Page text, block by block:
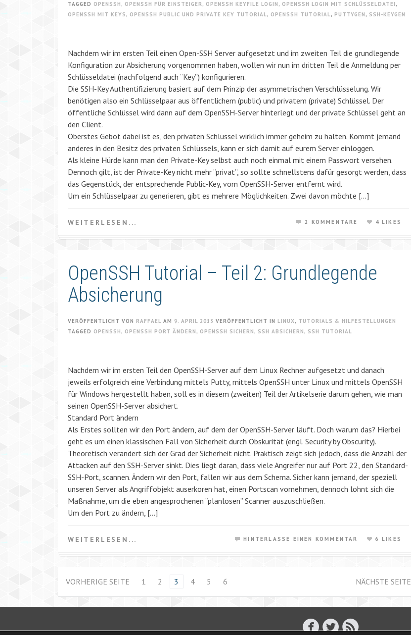
TAGGED OPENSSH , OPENSSH FÜR EINSTEIGER, OPENSSH KEYFILE LOGIN , OPENSSH LOGIN MIT SCHLÜSSELDATEI ,
OPENSSH MIT KEYS , OPENSSH PUBLIC UND PRIVATE KEY TUTORIAL, OPENSSH TUTORIAL, PUTTYGEN , SSH-KEYGEN
Nachdem wir im ersten Teil einen Open-SSH Server aufgesetzt und im zweiten Teil die grundlegende
Konfiguration zur Absicherung vorgenommen haben, wollen wir nun im dritten Teil die Anmeldung per
Schlüsseldatei (nachfolgend auch “Key”) konfigurieren.
Die SSH-Key Authentifizierung basiert auf dem Prinzip der asymmetrischen Verschlüsselung. Wir
benötigen also ein Schlüsselpaar aus öffentlichem (public) und privatem (private) Schlüssel. Der
öffentliche Schlüssel wird dann auf dem OpenSSH-Server hinterlegt und der private Schlüssel geht an
den Client.
Oberstes Gebot dabei ist es, den privaten Schlüssel wirklich immer geheim zu halten. Kommt jemand
anderes in den Besitz des privaten Schlüssels, kann er sich damit auf eurem Server einloggen.
Als kleine Hürde kann man den Private-Key selbst auch noch einmal mit einem Passwort versehen.
Dennoch gilt, ist der Private-Key nicht mehr “privat”, so sollte schnellstens dafür gesorgt werden, dass
das Gegenstück, der entsprechende Public-Key, vom OpenSSH-Server entfernt wird.
Um ein Schlüsselpaar zu generieren, gibt es mehrere Möglichkeiten. Zwei davon möchte […]
WEITERLESEN... 2 KOMMENTARE 4 LIKES
OpenSSH Tutorial – Teil 2: Grundlegende
Absicherung
VERÖFFENTLICHT VON RAFFAEL AM 9. APRIL 2013 VERÖFFENTLICHT IN LINUX, TUTORIALS & HILFESTELLUNGEN
TAGGED OPENSSH , OPENSSH PORT ÄNDERN , OPENSSH SICHERN , SSH ABSICHERN , SSH TUTORIAL
Nachdem wir im ersten Teil den OpenSSH-Server auf dem Linux Rechner aufgesetzt und danach
jeweils erfolgreich eine Verbindung mittels Putty, mittels OpenSSH unter Linux und mittels OpenSSH
für Windows hergestellt haben, soll es in diesem (zweiten) Teil der Artikelserie darum gehen, wie man
seinen OpenSSH-Server absichert.
Standard Port ändern
Als Erstes sollten wir den Port ändern, auf dem der OpenSSH-Server läuft. Doch warum das? Hierbei
geht es um einen klassischen Fall von Sicherheit durch Obskurität (engl. Security by Obscurity).
Theoretisch verändert sich der Grad der Sicherheit nicht. Praktisch zeigt sich jedoch, dass die Anzahl der
Attacken auf den SSH-Server sinkt. Dies liegt daran, dass viele Angreifer nur auf Port 22, den Standard-
SSH-Port, scannen. Ändern wir den Port, fallen wir aus dem Schema. Sicher kann jemand, der speziell
unseren Server als Angriffobjekt auserkoren hat, einen Portscan vornehmen, dennoch lohnt sich die
Maßnahme, um die eben angesprochenen “planlosen” Scanner auszuschließen.
Um den Port zu ändern, […]
WEITERLESEN... HINTERLASSE EINEN KOMMENTAR 6 LIKES
VORHERIGE SEITE 1 2 3 4 5 6 NÄCHSTE SEITE